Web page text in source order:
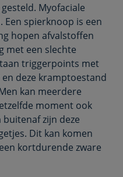
Myofaciale
spierknoop is een
hopen afvalstoffen
met een slechte
triggerpoints met
deze kramptoestand
kan meerdere
moment ook
buitenaf zijn deze
Dit kan komen
kortdurende zware